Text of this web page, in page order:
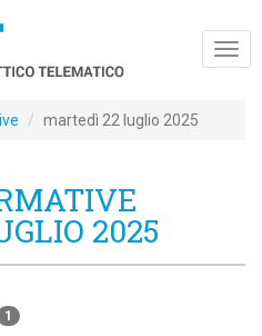
martedì 22 luglio 2025
2025
1